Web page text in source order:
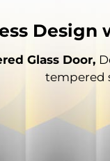
Design
Glass Door,
tempered